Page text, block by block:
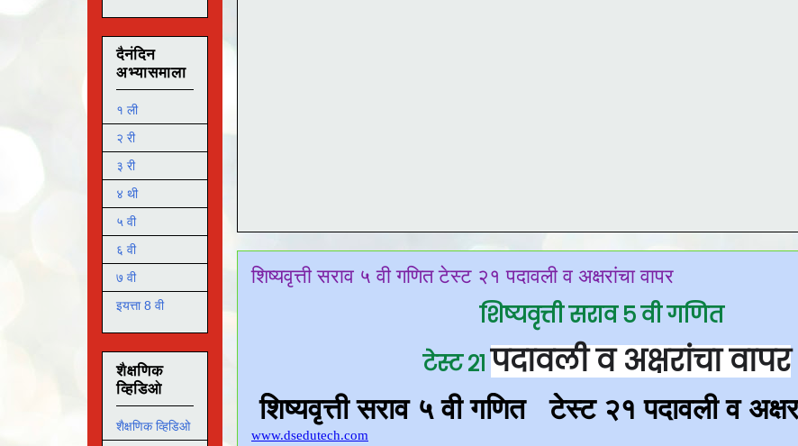
शिष्यवृत्ती सराव ५ वी गणित टेस्ट २१ पदावली व अक्षरांचा वापर
शिष्यवृत्ती सराव ५ वी गणित
टेस्ट २१ पदावली व अक्षरांचा वापर
दैनंदिन
अभ्यासमाला
१ ली
२ री
३ री
४ थी
५ वी
६ वी
७ वी
इयत्ता 8 वी
शैक्षणिक
व्हिडिओ
शैक्षणिक व्हिडिओ